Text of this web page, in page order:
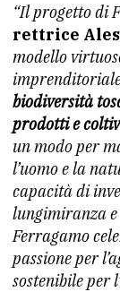
“Il progetto di
rettrice
modello
biodiversità
prodotti e
un modo per
l’uomo e la
capacità di
lungimiranza e
Ferragamo
passione per
sostenibile per